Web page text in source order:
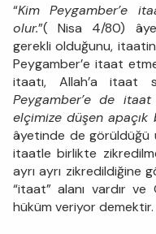
“Kim Peygamber’e
olur.”( Nisa 4/80)
gerekli olduğunu,
Peygamber’e itaat
itaatı, Allah’a itaat
Peygamber’e de
elçimize düşen apaçık
âyetinde de görüldüğü
itaatle birlikte
ayrı ayrı zikredildiğine
“itaat” alanı vardır ve
hüküm veriyor demektir.